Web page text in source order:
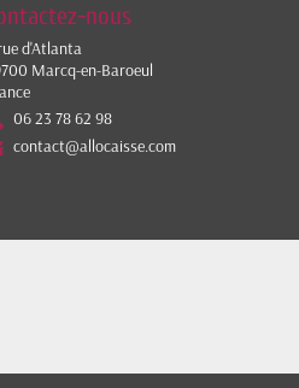
nous
d'Atlanta
Marcq-en-Baroeul
06 23 78 62 98
contact@allocaisse.com